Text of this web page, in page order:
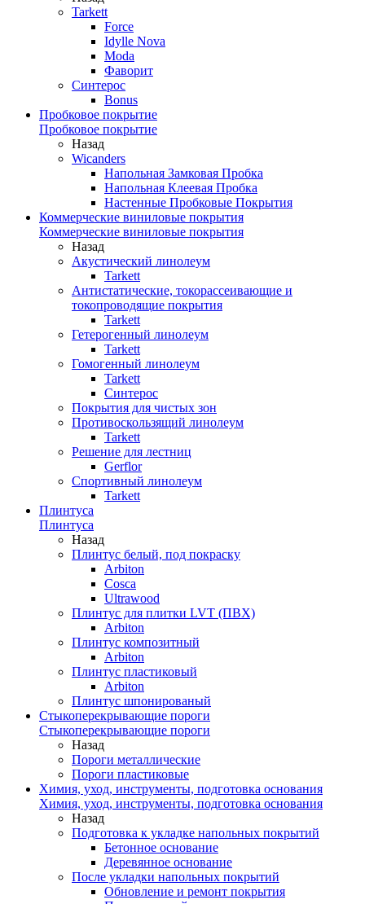
Tarkett
Force
Idylle Nova
Moda
Фаворит
Синтерос
Bonus
Пробковое покрытие
Пробковое покрытие
Назад
Wicanders
Напольная Замковая Пробка
Напольная Клеевая Пробка
Настенные Пробковые Покрытия
Коммерческие виниловые покрытия
Коммерческие виниловые покрытия
Назад
Акустический линолеум
Tarkett
Антистатические, токорассеивающие и
токопроводящие покрытия
Tarkett
Гетерогенный линолеум
Tarkett
Гомогенный линолеум
Tarkett
Синтерос
Покрытия для чистых зон
Противоскользящий линолеум
Tarkett
Решение для лестниц
Gerflor
Спортивный линолеум
Tarkett
Плинтуса
Плинтуса
Назад
Плинтус белый, под покраску
Arbiton
Cosca
Ultrawood
Плинтус для плитки LVT (ПВХ)
Arbiton
Плинтус композитный
Arbiton
Плинтус пластиковый
Arbiton
Плинтус шпонированый
Стыкоперекрывающие пороги
Стыкоперекрывающие пороги
Назад
Пороги металлические
Пороги пластиковые
Химия, уход, инструменты, подготовка основания
Химия, уход, инструменты, подготовка основания
Назад
Подготовка к укладке напольных покрытий
Бетонное основание
Деревянное основание
После укладки напольных покрытий
Обновление и ремонт покрытия